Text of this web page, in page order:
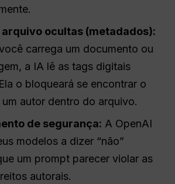
arquivo ocultas (metadados):
carrega um documento ou
a IA lê as tags digitais
o bloqueará se encontrar o
um autor dentro do arquivo.
de segurança: A OpenAI
modelos a dizer “não”
um prompt parecer violar as
autorais.